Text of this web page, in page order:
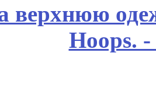
верхнюю
Hoops.